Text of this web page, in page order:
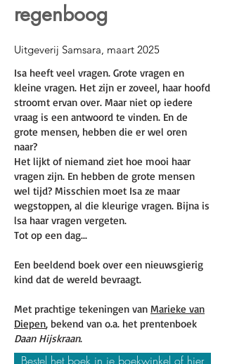
regenboog
Uitgeverij Samsara, maart 2025
Isa heeft veel vragen. Grote vragen en
kleine vragen. Het zijn er zoveel, haar hoofd
stroomt ervan over. Maar niet op iedere
vraag is een antwoord te vinden. En de
grote mensen, hebben die er wel oren
naar?
Het lijkt of niemand ziet hoe mooi haar
vragen zijn. En hebben de grote mensen
wel tijd? Misschien moet Isa ze maar
wegstoppen, al die kleurige vragen. Bijna is
lsa haar vragen vergeten.
Tot op een dag...
Een beeldend boek over een nieuwsgierig
kind dat de wereld bevraagt.
Met prachtige tekeningen van Marieke van
Diepen, bekend van o.a. het prentenboek
Daan Hijskraan.
Bestel het boek in je boekwinkel of hier